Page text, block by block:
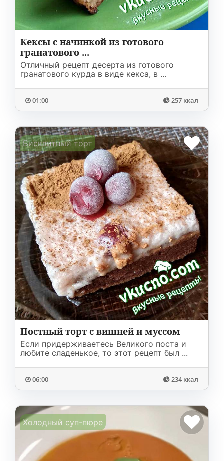
Кексы с начинкой из готового
гранатового ...
Отличный рецепт десерта из готового
гранатового курда в виде кекса, в ...
01:00 257 ккал
Бисквитный торт
Постный торт с вишней и муссом
Если придерживаетесь Великого поста и
любите сладенькое, то этот рецепт был ...
06:00 234 ккал
Холодный суп-пюре